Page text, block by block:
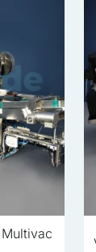
Las cookies no